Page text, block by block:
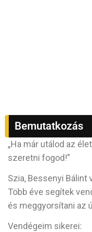
Bemutatkozás
„Ha már utálod az
szeretni fogod!”
Szia, Bessenyi Bálint
Több éve segítek
és meggyorsítani az
Vendégeim sikerei: